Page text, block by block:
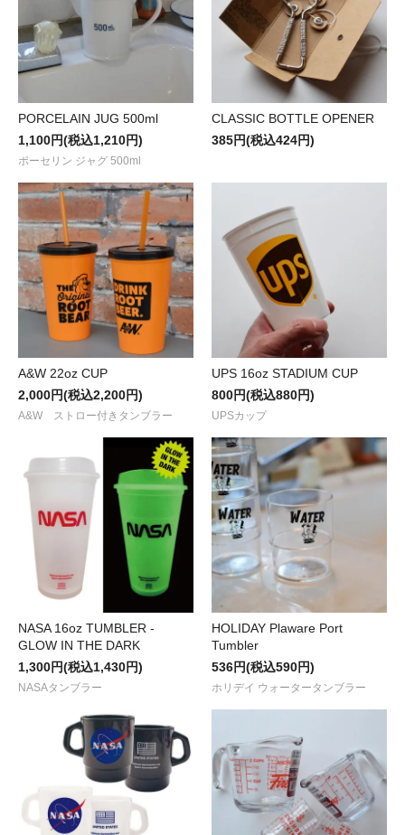
PORCELAIN JUG 500ml
1,100円(税込1,210円)
ポーセリン ジャグ 500ml
CLASSIC BOTTLE OPENER
385円(税込424円)
A&W 22oz CUP
2,000円(税込2,200円)
A&W ストロー付きタンブラー
UPS 16oz STADIUM CUP
800円(税込880円)
UPSカップ
NASA 16oz TUMBLER -
GLOW IN THE DARK
1,300円(税込1,430円)
NASAタンブラー
HOLIDAY Plaware Port
Tumbler
536円(税込590円)
ホリデイ ウォータータンブラー